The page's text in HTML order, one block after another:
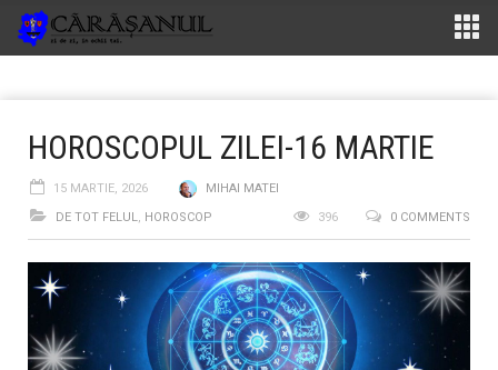
HOROSCOPUL ZILEI-16 MARTIE
15 MARTIE, 2026
MIHAI MATEI
DE TOT FELUL, HOROSCOP 0 COMMENTS
396